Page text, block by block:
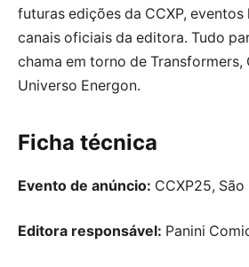
futuras edições da CCXP,
canais oficiais da editora. Tudo
chama em torno de Transformers,
Universo Energon.
Ficha técnica
Evento de anúncio: CCXP25,
Editora responsável: Panini